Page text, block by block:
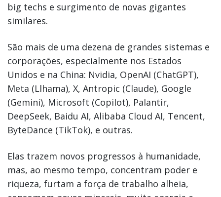
big techs e surgimento de novas gigantes
similares.
São mais de uma dezena de grandes sistemas e
corporações, especialmente nos Estados
Unidos e na China: Nvidia, OpenAI (ChatGPT),
Meta (Llhama), X, Antropic (Claude), Google
(Gemini), Microsoft (Copilot), Palantir,
DeepSeek, Baidu AI, Alibaba Cloud AI, Tencent,
ByteDance (TikTok), e outras.
Elas trazem novos progressos à humanidade,
mas, ao mesmo tempo, concentram poder e
riqueza, furtam a força de trabalho alheia,